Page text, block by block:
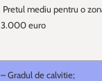
Pretul mediu pentru o
3.000 euro
– Gradul de calvitie;